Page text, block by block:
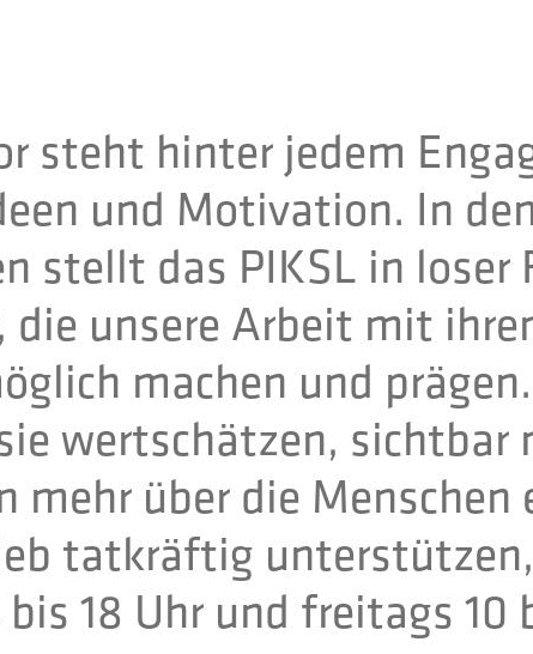
steht hinter jedem
und Motivation. In
stellt das PIKSL in loser
die unsere Arbeit mit
machen und
wertschätzen, sichtbar
mehr über die Menschen
tatkräftig
18 Uhr und freitags 10